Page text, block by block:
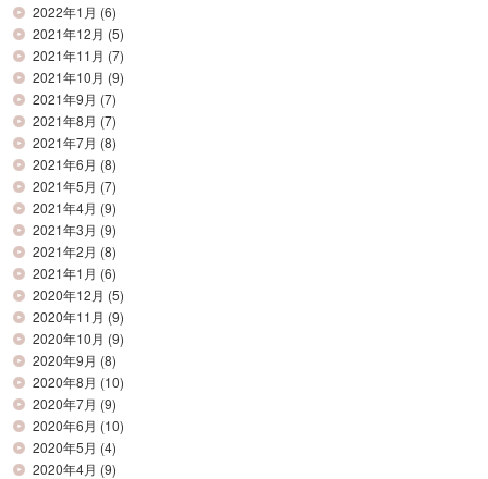
2022年1月 (6)
2021年12月 (5)
2021年11月 (7)
2021年10月 (9)
2021年9月 (7)
2021年8月 (7)
2021年7月 (8)
2021年6月 (8)
2021年5月 (7)
2021年4月 (9)
2021年3月 (9)
2021年2月 (8)
2021年1月 (6)
2020年12月 (5)
2020年11月 (9)
2020年10月 (9)
2020年9月 (8)
2020年8月 (10)
2020年7月 (9)
2020年6月 (10)
2020年5月 (4)
2020年4月 (9)